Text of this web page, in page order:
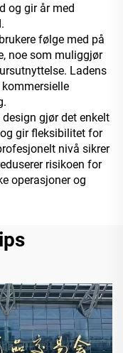
og gir år med
følge med på
noe som muliggjør
Ladens
gjør det enkelt
gir fleksibilitet for
nivå sikrer
risikoen for
operasjoner og